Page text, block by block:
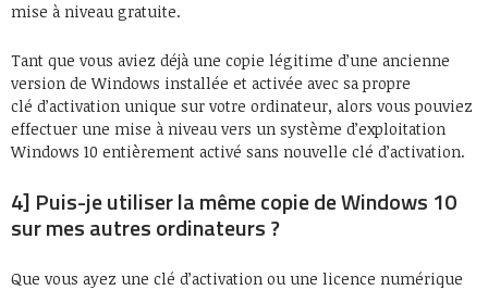
mise à niveau gratuite.
Tant que vous aviez déjà une copie légitime d’une ancienne
version de Windows installée et activée avec sa propre
clé d’activation unique sur votre ordinateur, alors vous pouviez
effectuer une mise à niveau vers un système d’exploitation
Windows 10 entièrement activé sans nouvelle clé d’activation.
4] Puis-je utiliser la même copie de Windows 10
sur mes autres ordinateurs ?
Que vous ayez une clé d’activation ou une licence numérique